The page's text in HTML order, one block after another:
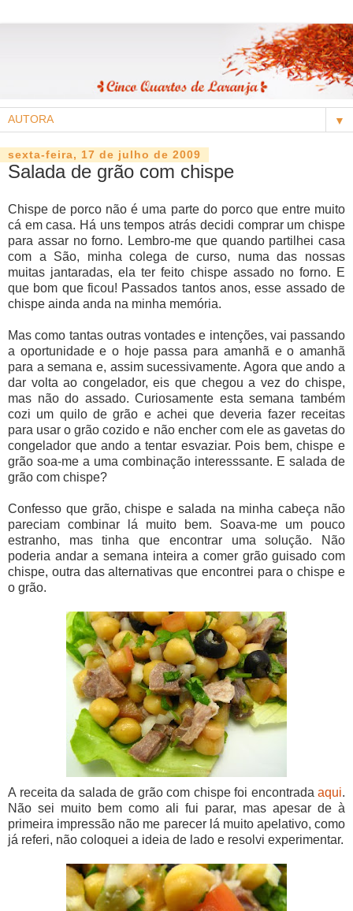
▼
sexta-feira, 17 de julho de 2009
Salada de grão com chispe
Chispe de porco não é uma parte do porco que entre muito
cá em casa. Há uns tempos atrás decidi comprar um chispe
para assar no forno. Lembro-me que quando partilhei casa
com a São, minha colega de curso, numa das nossas
muitas jantaradas, ela ter feito chispe assado no forno. E
que bom que ficou! Passados tantos anos, esse assado de
chispe ainda anda na minha memória.
Mas como tantas outras vontades e intenções, vai passando
a oportunidade e o hoje passa para amanhã e o amanhã
para a semana e, assim sucessivamente. Agora que ando a
dar volta ao congelador, eis que chegou a vez do chispe,
mas não do assado. Curiosamente esta semana também
cozi um quilo de grão e achei que deveria fazer receitas
para usar o grão cozido e não encher com ele as gavetas do
congelador que ando a tentar esvaziar. Pois bem, chispe e
grão soa-me a uma combinação interesssante. E salada de
grão com chispe?
Confesso que grão, chispe e salada na minha cabeça não
pareciam combinar lá muito bem. Soava-me um pouco
estranho, mas tinha que encontrar uma solução. Não
poderia andar a semana inteira a comer grão guisado com
chispe, outra das alternativas que encontrei para o chispe e
o grão.
A receita da salada de grão com chispe foi encontrada aqui.
Não sei muito bem como ali fui parar, mas apesar de à
primeira impressão não me parecer lá muito apelativo, como
já referi, não coloquei a ideia de lado e resolvi experimentar.